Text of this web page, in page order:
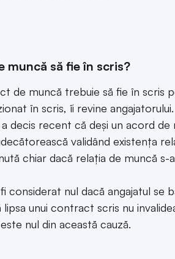
muncă să fie în scris?
de muncă trebuie să fie în scris
în scris, îi revine angajatorului.
decis recent că deși un acord de
validând existența
chiar dacă relația de muncă
nul dacă angajatul se
unui contract scris nu
nul din această cauză.